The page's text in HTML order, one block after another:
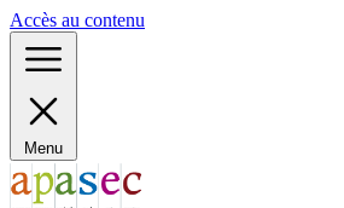
Accès au contenu
Menu
Panneau de gestion des cookies